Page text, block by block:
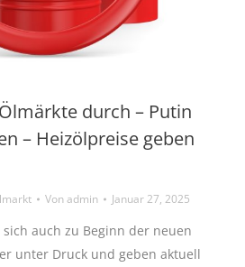
durch – Putin
– Heizölpreise geben
Vonadmin Januar 27, 2025
auch zu Beginn der neuen
unter Druck und geben aktuell